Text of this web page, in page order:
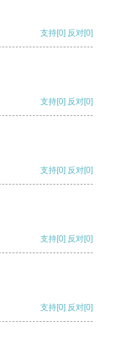
支持[0] 反对[0]
支持[0] 反对[0]
支持[0] 反对[0]
支持[0] 反对[0]
支持[0] 反对[0]